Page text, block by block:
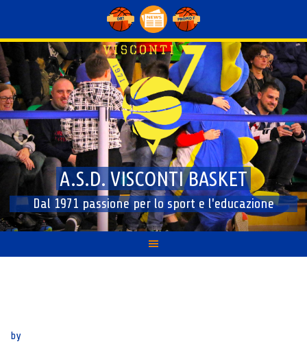
content
A.S.D. VISCONTI BASKET
Dal 1971 passione per lo sport e l'educazione
by